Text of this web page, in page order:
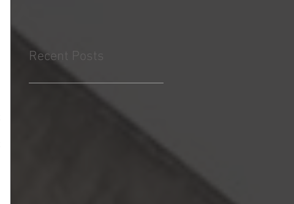
Recent Posts